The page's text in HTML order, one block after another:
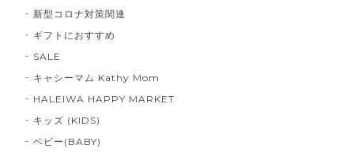
新型コロナ対策関連
ギフトにおすすめ
SALE
キャシーマム Kathy Mom
HALEIWA HAPPY MARKET
キッズ (KIDS)
ベビー(BABY)